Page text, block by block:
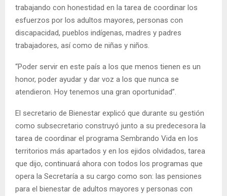
trabajando con honestidad en la tarea de coordinar los
esfuerzos por los adultos mayores, personas con
discapacidad, pueblos indígenas, madres y padres
trabajadores, así como de niñas y niños.
“Poder servir en este país a los que menos tienen es un
honor, poder ayudar y dar voz a los que nunca se
atendieron. Hoy tenemos una gran oportunidad”.
El secretario de Bienestar explicó que durante su gestión
como subsecretario construyó junto a su predecesora la
tarea de coordinar el programa Sembrando Vida en los
territorios más apartados y en los ejidos olvidados, tarea
que dijo, continuará ahora con todos los programas que
opera la Secretaría a su cargo como son: las pensiones
para el bienestar de adultos mayores y personas con